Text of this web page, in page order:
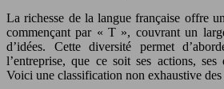
La richesse de la langue française offre
commençant par « T », couvrant un
d’idées. Cette diversité permet
l’entreprise, que ce soit ses actions,
Voici une classification non exhaustive